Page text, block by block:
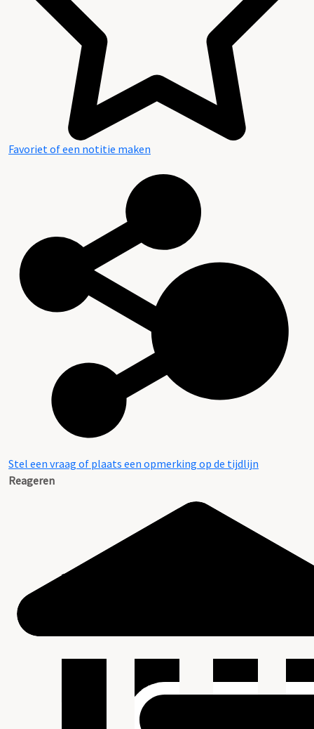
Favoriet of een notitie maken
Stel een vraag of plaats een opmerking op de tijdlijn
Reageren